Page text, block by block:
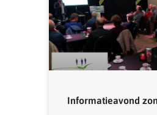
Informatieavond